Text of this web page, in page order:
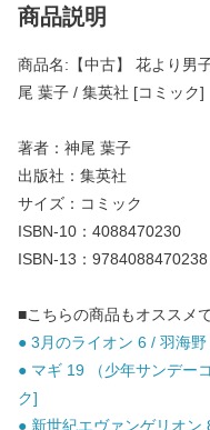
商品説明
商品名:【中古】 花より男
尾 葉子 / 集英社 [コミック]
著者：神尾 葉子
出版社：集英社
サイズ：コミック
ISBN-10：4088470230
ISBN-13：9784088470238
■こちらの商品もオススメ
● 3月のライオン 6 / 羽海
● マギ 19 （少年サンデー
ク]
● 新世紀エヴァンゲリオ